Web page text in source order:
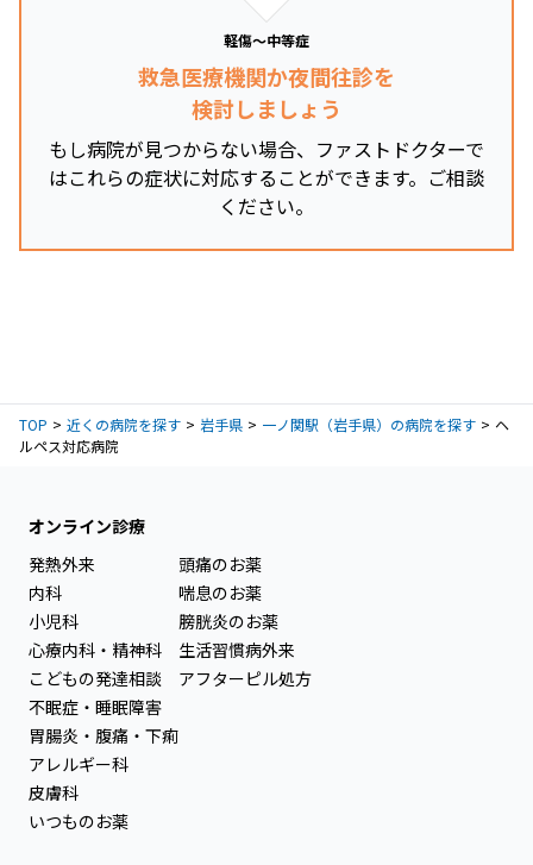
軽傷～中等症
救急医療機関か夜間往診を
検討しましょう
もし病院が見つからない場合、ファストドクターで
はこれらの症状に対応することができます。ご相談
ください。
TOP 近くの病院を探す 岩手県 一ノ関駅（岩手県）の病院を探す
ヘ
ルペス対応病院
オンライン診療
発熱外来
内科
小児科
心療内科・精神科
こどもの発達相談
不眠症・睡眠障害
胃腸炎・腹痛・下痢
アレルギー科
皮膚科
いつものお薬
頭痛のお薬
喘息のお薬
膀胱炎のお薬
生活習慣病外来
アフターピル処方